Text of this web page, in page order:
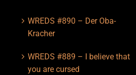
WREDS #890 – Der Oba-
Kracher
WREDS #889 – I believe that
you are cursed